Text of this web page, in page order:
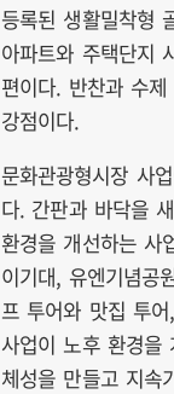
등록된 생활밀착형
아파트와 주택단지
편이다. 반찬과 수
강점이다.
문화관광형시장 사
다. 간판과 바닥을
환경을 개선하는 사
이기대, 유엔기념공
프 투어와 맛집 투
사업이 노후 환경을
체성을 만들고 지속